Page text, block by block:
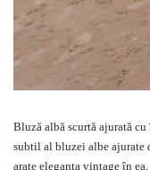
Bluză albă scurtă ajurată
subtil al bluzei albe ajurate
arate eleganța vintage în